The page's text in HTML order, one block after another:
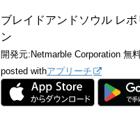
ブレイドアンドソウル レボ
ン
開発元: Netmarble Corporation 無
posted withアプリーチ